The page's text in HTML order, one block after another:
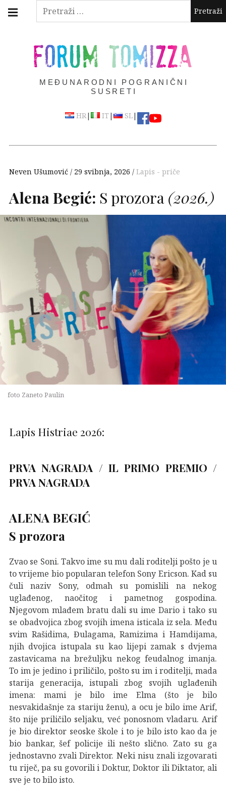
Pretraži:
Skip
FORUM TOMIZZA
MEĐUNARODNI POGRANIČNI
SUSRETI
HR| IT | SL|
navigation
Neven Ušumović 29 svibnja, 2026 Lapis - priče
Alena Begić: S prozora (2026.)
foto Zaneto Paulin
Lapis Histriae 2026:
PRVA NAGRADA / IL PRIMO PREMIO /
PRVA NAGRADA
ALENA BEGIĆ
S prozora
Zvao se Soni. Takvo ime su mu dali roditelji pošto je u
to vrijeme bio popularan telefon Sony Ericson. Kad su
čuli naziv Sony, odmah su pomislili na nekog
uglađenog, naočitog i pametnog gospodina.
Njegovom mlađem bratu dali su ime Dario i tako su
se obadvojica zbog svojih imena isticala iz sela. Među
svim Rašidima, Đulagama, Ramizima i Hamdijama,
njih dvojica istupala su kao lijepi zamak s dvjema
zastavicama na brežuljku nekog feudalnog imanja.
To im je jedino i priličilo, pošto su im i roditelji, mada
starija generacija, istupali zbog svojih uglađenih
imena: mami je bilo ime Elma (što je bilo
nesvakidašnje za stariju ženu), a ocu je bilo ime Arif,
što nije priličilo seljaku, već ponosnom vladaru. Arif
je bio direktor seoske škole i to je bilo isto kao da je
bio bankar, šef policije ili nešto slično. Zato su ga
jednostavno zvali Direktor. Neki nisu znali izgovarati
tu riječ, pa su govorili i Doktur, Doktor ili Diktator, ali
sve je to bilo isto.